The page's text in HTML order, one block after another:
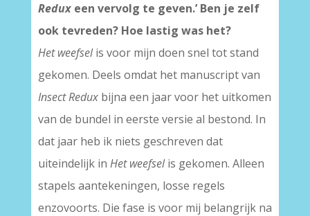
Reduxeen vervolg te geven.’ Ben je zelf
ook tevreden? Hoe lastig was het?
Het weefselis voor mijn doen snel tot stand
gekomen. Deels omdat het manuscript van
Insect Reduxbijna een jaar voor het uitkomen
van de bundel in eerste versie al bestond. In
dat jaar heb ik niets geschreven dat
uiteindelijk in Het weefselis gekomen. Alleen
stapels aantekeningen, losse regels
enzovoorts. Die fase is voor mij belangrijk na